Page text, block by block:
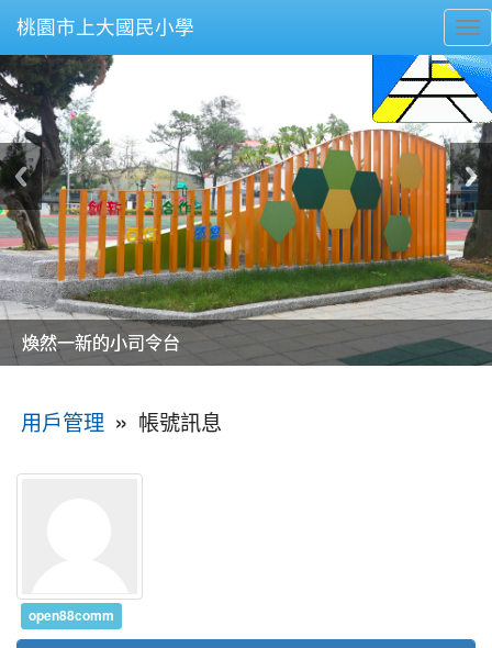
桃園市上大國民小學
美麗的操場是我們活力的來源
美麗的操場是我們活力的來源
煥然一新的小司令台
煥然一新的小司令台
富含桃園埤塘田園風光意象的中廊
富含桃園埤塘田園風光意象的中廊
嶄新的中庭廣場
嶄新的中庭廣場
水生池生生不息
水生池生生不息
用戶管理 » 帳號訊息
open88comm